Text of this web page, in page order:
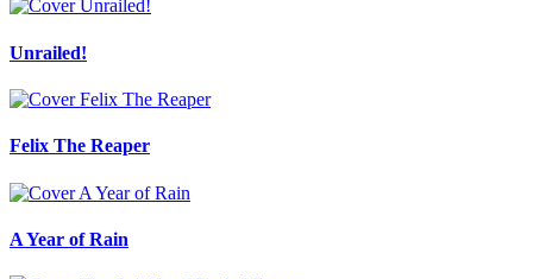
Unrailed!
Felix The Reaper
A Year of Rain